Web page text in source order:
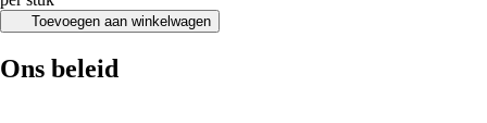
Toevoegen aan winkelwagen
Ons beleid